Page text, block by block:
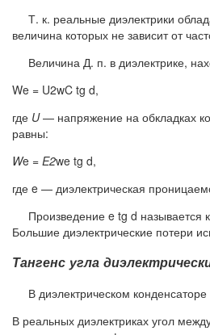
Т. к. реальные диэлектрики
величина которых не зависит от
Величина Д. п. в диэлектрике,
We = U2wC tg d,
где U— напряжение на обкладках
равны:
We = E2we tg d,
где e — диэлектрическая
Произведение e tg d называется
Большие диэлектрические потери
Тангенс угла
В диэлектрическом конденсаторе
В реальных диэлектриках угол